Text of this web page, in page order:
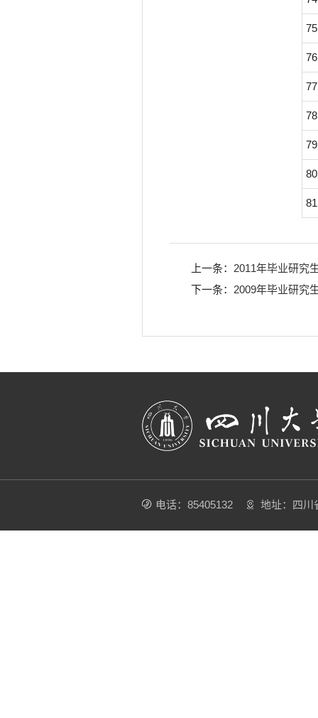
75
76
77
78
79
80
81
上一条： 2011年毕业研究
下一条： 2009年毕业研究
电话：85405132 地址：四川